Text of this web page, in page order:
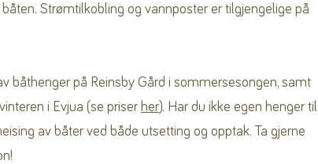
Strømtilkobling og vannposter er tilgjengelige på
båthenger på Reinsby Gård i sommersesongen, samt
i Evjua (se priser her). Har du ikke egen henger til
av båter ved både utsetting og opptak. Ta gjerne